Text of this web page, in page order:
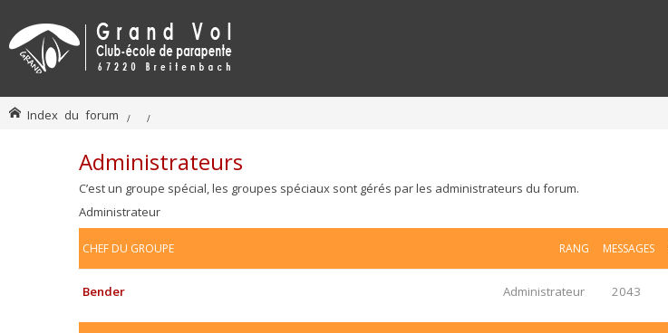
Index du forum
Administrateurs
C’est un groupe spécial, les groupes spéciaux sont gérés par les administrateurs du forum.
Administrateur
RANG
CHEF DU GROUPE MESSAGES
Administrateur
Bender 2043